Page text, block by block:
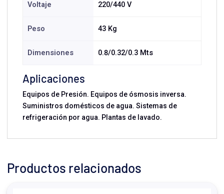
Voltaje 220/440 V
Peso 43 Kg
Dimensiones 0.8/0.32/0.3 Mts
Aplicaciones
Equipos de Presión. Equipos de ósmosis inversa.
Suministros domésticos de agua. Sistemas de
refrigeración por agua. Plantas de lavado.
Productos relacionados